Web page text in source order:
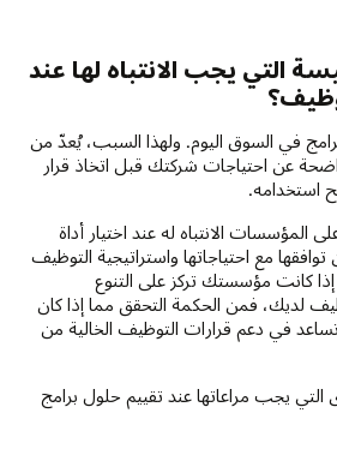
التي يجب الانتباه لها عند
في السوق اليوم. ولهذا السبب، يُعدّ من
عن احتياجات شركتك قبل اتخاذ قرار
استخدامه.
على المؤسسات الانتباه له عند اختيار أداة
مع احتياجاتها واستراتيجية التوظيف
كانت مؤسستك تركز على التنوع
لديك، فمن الحكمة التحقق مما إذا كان
في دعم قرارات التوظيف الخالية من
التي يجب مراعاتها عند تقييم حلول برامج